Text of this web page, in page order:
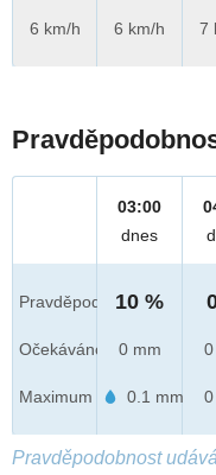
6 km/h
6 km/h
7
Pravděpod.
Očekáváno
Maximum
03:00
dnes
10 %
0 mm
0.1 mm
Pravděpodobnost